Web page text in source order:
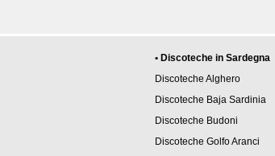
• Discoteche in Sardegna
Discoteche Alghero
Discoteche Baja Sardinia
Discoteche Budoni
Discoteche Golfo Aranci